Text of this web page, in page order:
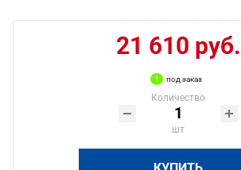
21 610 руб.
под заказ
Количество
шт